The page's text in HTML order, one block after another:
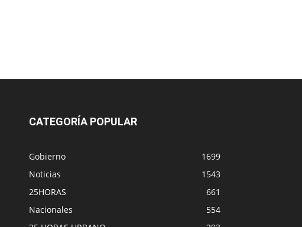
CATEGORÍA POPULAR
Gobierno
1699
Noticias
1543
25HORAS
661
Nacionales
554